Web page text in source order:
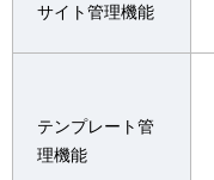
サイト管理機能
テンプレート管
理機能